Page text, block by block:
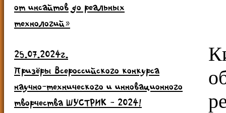
от инсайтов до реальных
технологий»
25.07.2024г.
Призёры Всероссийского конкурса
научно-технического и инновационного
творчества ШУСТРИК - 2024!